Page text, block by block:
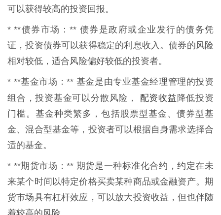
可以获得较高的投资回报。
* **债券市场：** 债券是政府或企业发行的债务凭
证，投资债券可以获得稳定的利息收入。债券的风险
相对较低，适合风险偏好较低的投资者。
* **基金市场：** 基金是由专业基金经理管理的投资
组合，投资基金可以分散风险，
配资收益 降低投资
门槛。基金种类繁多，包括股票型基金、债券型基
金、混合型基金等，投资者可以根据自身需求选择合
适的基金。
* **期货市场：** 期货是一种标准化合约，约定在未
来某个时间以特定价格买卖某种商品或金融资产。期
货市场具有杠杆效应，可以放大投资收益，但也伴随
着较高的风险。